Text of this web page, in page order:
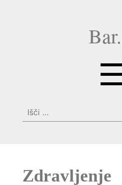
☰
Išči:
Zdravljenje